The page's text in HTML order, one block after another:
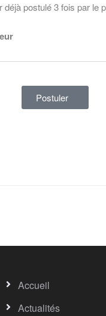
postulé 3 fois par le
Postuler
Accueil
Actualités